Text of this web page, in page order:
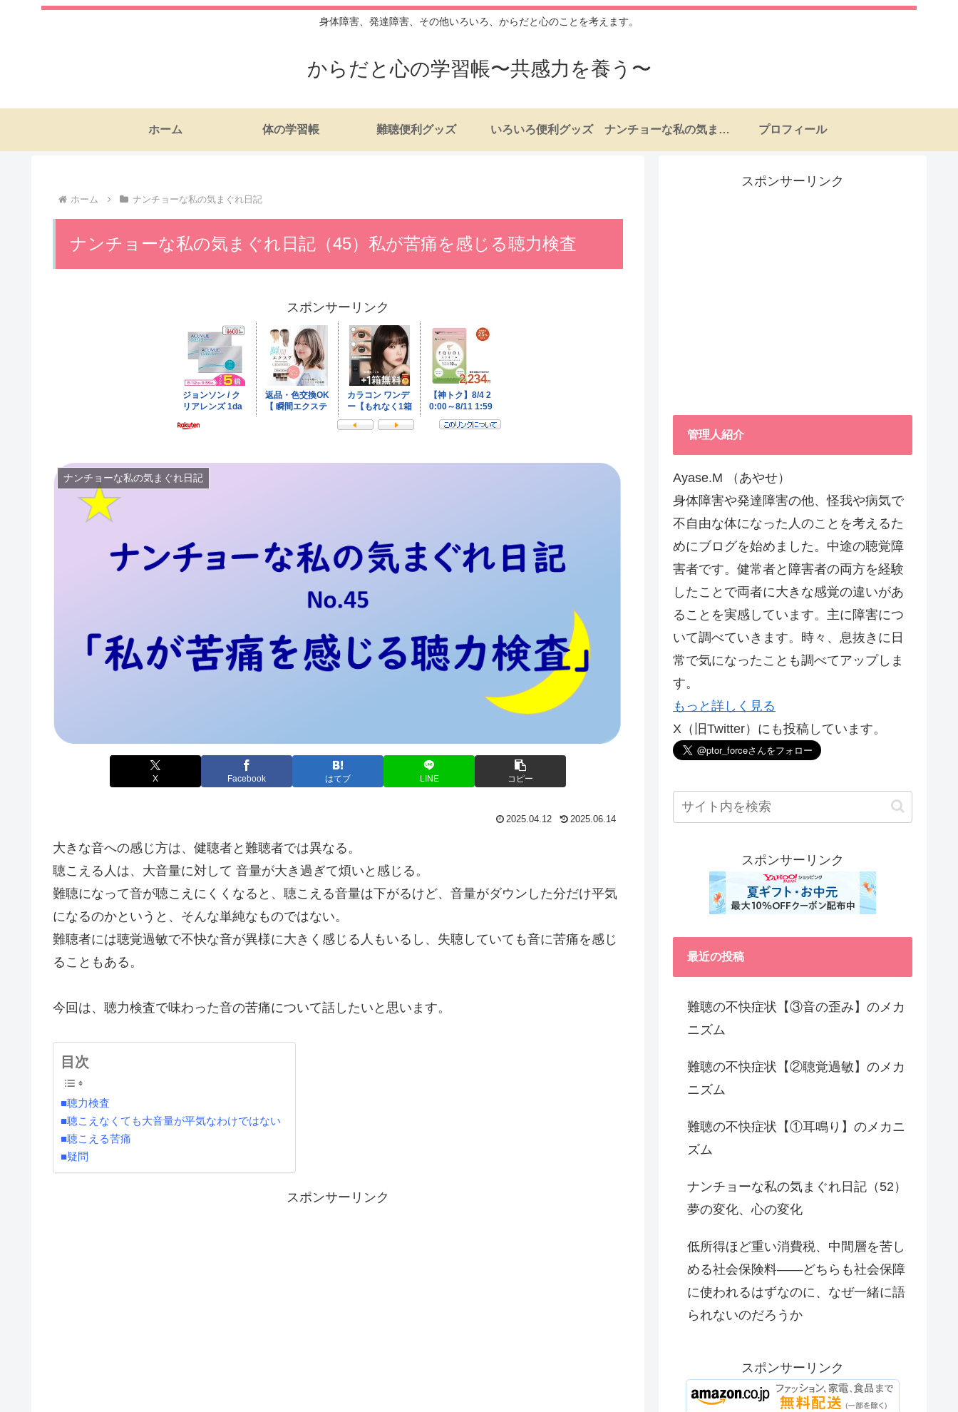
身体障害、発達障害、その他いろいろ、からだと心のことを考えます。
からだと心の学習帳〜共感力を養う〜
ホーム 体の学習帳 難聴便利グッズ いろいろ便利グッズ ナンチョーな私の気まぐれ日記 プロフィール
ホーム ナンチョーな私の気まぐれ日記
ナンチョーな私の気まぐれ日記（45）私が苦痛を感じる聴力検査
スポンサーリンク
ナンチョーな私の気まぐれ日記
X Facebook はてブ LINE コピー
2025.04.12 2025.06.14
大きな音への感じ方は、健聴者と難聴者では異なる。
聴こえる人は、大音量に対して 音量が大き過ぎて煩いと感じる。
難聴になって音が聴こえにくくなると、聴こえる音量は下がるけど、音量がダウンした分だけ平気
になるのかというと、そんな単純なものではない。
難聴者には聴覚過敏で不快な音が異様に大きく感じる人もいるし、失聴していても音に苦痛を感じ
ることもある。
今回は、聴力検査で味わった音の苦痛について話したいと思います。
目次
■聴力検査
■聴こえなくても大音量が平気なわけではない
■聴こえる苦痛
■疑問
スポンサーリンク
スポンサーリンク
管理人紹介
Ayase.M （あやせ）
身体障害や発達障害の他、怪我や病気で
不自由な体になった人のことを考えるた
めにブログを始めました。中途の聴覚障
害者です。健常者と障害者の両方を経験
したことで両者に大きな感覚の違いがあ
ることを実感しています。主に障害につ
いて調べていきます。時々、息抜きに日
常で気になったことも調べてアップしま
す。
もっと詳しく見る
X（旧Twitter）にも投稿しています。
スポンサーリンク
最近の投稿
難聴の不快症状【③音の歪み】のメカ
ニズム
難聴の不快症状【②聴覚過敏】のメカ
ニズム
難聴の不快症状【①耳鳴り】のメカニ
ズム
ナンチョーな私の気まぐれ日記（52）
夢の変化、心の変化
低所得ほど重い消費税、中間層を苦し
める社会保険料――どちらも社会保障
に使われるはずなのに、なぜ一緒に語
られないのだろうか
スポンサーリンク